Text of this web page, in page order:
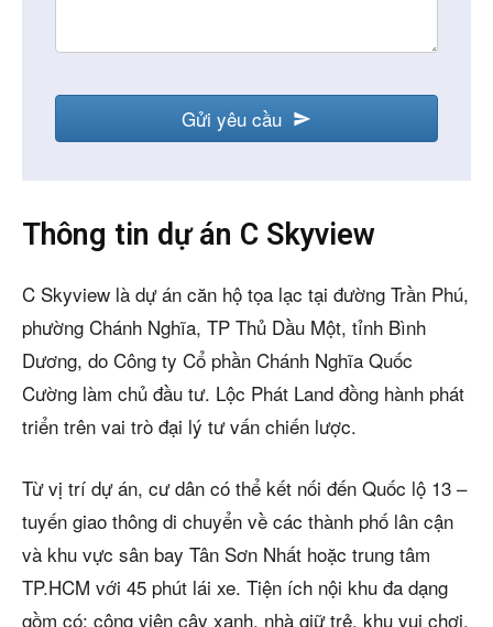
Gửi yêu cầu
Thông tin dự án C Skyview
C Skyview là dự án căn hộ tọa lạc tại đường Trần Phú,
phường Chánh Nghĩa, TP Thủ Dầu Một, tỉnh Bình
Dương, do Công ty Cổ phần Chánh Nghĩa Quốc
Cường làm chủ đầu tư. Lộc Phát Land đồng hành phát
triển trên vai trò đại lý tư vấn chiến lược.
Từ vị trí dự án, cư dân có thể kết nối đến Quốc lộ 13 –
tuyến giao thông di chuyển về các thành phố lân cận
và khu vực sân bay Tân Sơn Nhất hoặc trung tâm
TP.HCM với 45 phút lái xe. Tiện ích nội khu đa dạng
gồm có: công viên cây xanh, nhà giữ trẻ, khu vui chơi,